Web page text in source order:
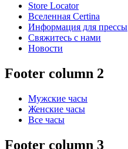
Store Locator
Вселенная Certina
Информация для прессы
Свяжитесь с нами
Новости
Footer column 2
Мужские часы
Женские часы
Все часы
Footer column 3